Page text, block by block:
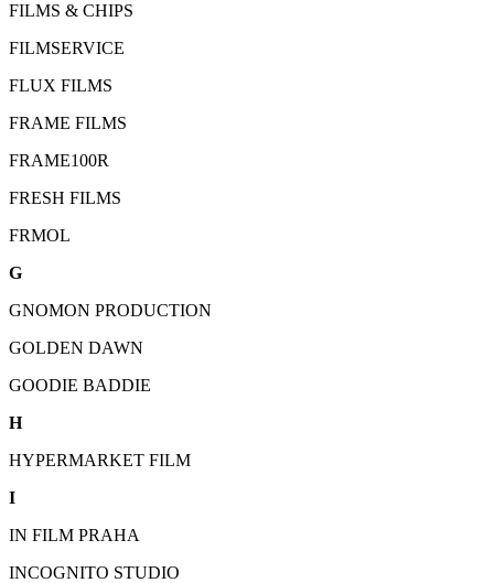
FILMS & CHIPS
FILMSERVICE
FLUX FILMS
FRAME FILMS
FRAME100R
FRESH FILMS
FRMOL
G
GNOMON PRODUCTION
GOLDEN DAWN
GOODIE BADDIE
H
HYPERMARKET FILM
I
IN FILM PRAHA
INCOGNITO STUDIO